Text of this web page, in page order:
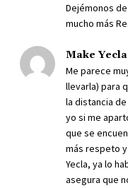
Dejémonos
mucho más
Make
Me parece
llevarla) para
la distancia
yo si me
que se
más respeto
Yecla, ya lo
asegura que